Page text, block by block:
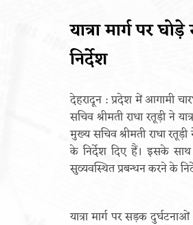
यात्रा मार्ग पर
निर्देश
देहरादून : प्रदेश में आगामी
सचिव श्रीमती राधा रतूड़ी ने
मुख्य सचिव श्रीमती राधा
के निर्देश दिए हैं। इसके
सुव्यवस्थित प्रबन्धन करने के
यात्रा मार्ग पर सड़क